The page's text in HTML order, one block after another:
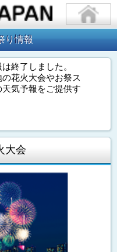
り情報
終了しました。
花火大会やお祭ス
気予報をご提供す
大会